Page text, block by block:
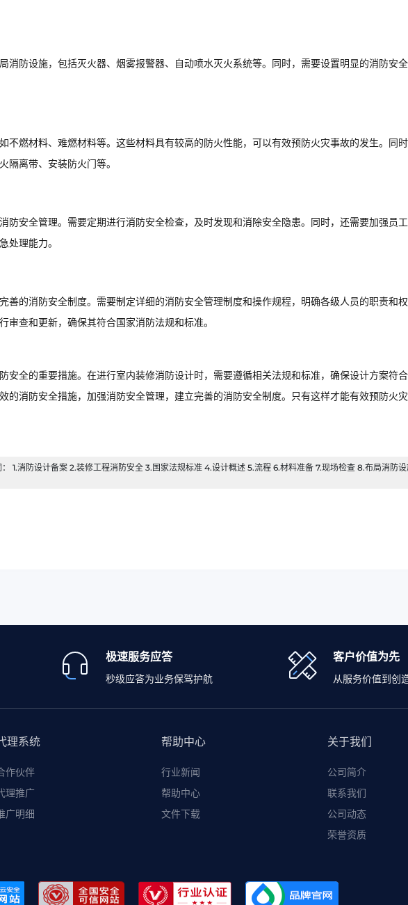
消防设施，包括灭火器、烟雾报警器、自动喷水灭火系统等。同时，需要设置明显的消防安
不燃材料、难燃材料等。这些材料具有较高的防火性能，可以有效预防火灾事故的发生。同
隔离带、安装防火门等。
防安全管理。需要定期进行消防安全检查，及时发现和消除安全隐患。同时，还需要加强员
处理能力。
善的消防安全制度。需要制定详细的消防安全管理制度和操作规程，明确各级人员的职责和权
审查和更新，确保其符合国家消防法规和标准。
安全的重要措施。在进行室内装修消防设计时，需要遵循相关法规和标准，确保设计方案符
的消防安全措施，加强消防安全管理，建立完善的消防安全制度。只有这样才能有效预防火
1.消防设计备案 2.装修工程消防安全 3.国家法规标准 4.设计概述 5.流程 6.材料准备 7.现场检查 8.布局消防设
极速服务应答
秒级应答为业务保驾护航
客户价值为先
从服务价值到创
理系统
作伙伴
理推广
广明细
帮助中心
行业新闻
帮助中心
文件下载
关于我们
公司简介
联系我们
公司动态
荣誉资质